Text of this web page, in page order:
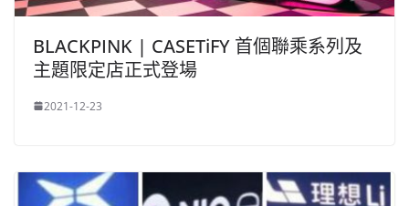
BLACKPINK | CASETiFY 首個聯乘系列及
主題限定店正式登場
2021-12-23